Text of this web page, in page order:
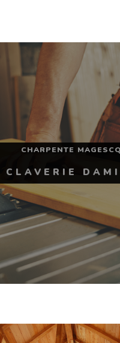
CHARPENTE MAGESCQ
CLAVERIE